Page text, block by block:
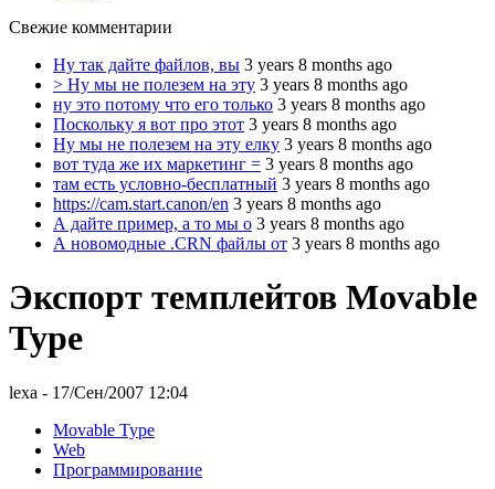
Свежие комментарии
Ну так дайте файлов, вы 3 years 8 months ago
> Ну мы не полезем на эту 3 years 8 months ago
ну это потому что его только 3 years 8 months ago
Поскольку я вот про этот 3 years 8 months ago
Ну мы не полезем на эту елку 3 years 8 months ago
вот туда же их маркетинг = 3 years 8 months ago
там есть условно-бесплатный 3 years 8 months ago
https://cam.start.canon/en 3 years 8 months ago
А дайте пример, а то мы о 3 years 8 months ago
А новомодные .CRN файлы от 3 years 8 months ago
Экспорт темплейтов Movable
Type
lexa - 17/Сен/2007 12:04
Movable Type
Web
Программирование